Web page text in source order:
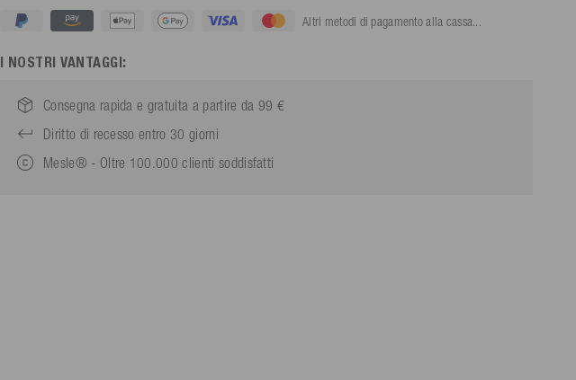
Altri metodi di pagamento alla cassa...
I NOSTRI VANTAGGI:
Consegna rapida e gratuita a partire da 99 €
Diritto di recesso entro 30 giorni
Mesle® - Oltre 100.000 clienti soddisfatti